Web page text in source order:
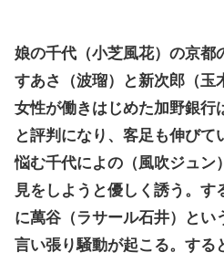
娘の千代（小芝風花）の京都
すあさ（波瑠）と新次郎（玉
女性が働きはじめた加野銀行
と評判になり、客足も伸びて
悩む千代によの（風吹ジュン
見をしようと優しく誘う。
に萬谷（ラサール石井）とい
言い張り騒動が起こる。する